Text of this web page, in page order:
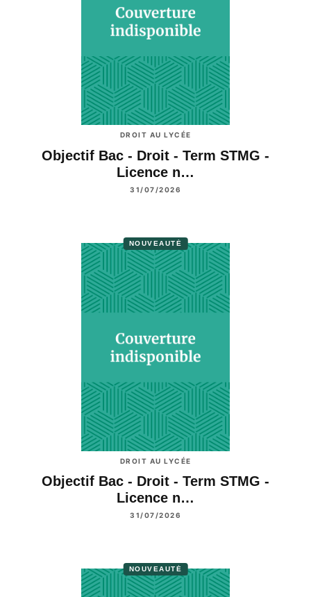
DROIT AU LYCÉE
Objectif Bac - Droit - Term STMG -
Licence n…
31/07/2026
NOUVEAUTÉ
DROIT AU LYCÉE
Objectif Bac - Droit - Term STMG -
Licence n…
31/07/2026
NOUVEAUTÉ